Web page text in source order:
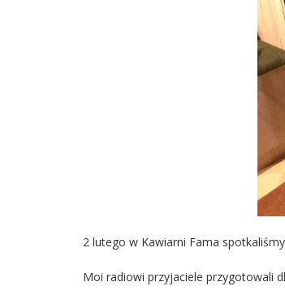
2 lutego w Kawiarni Fama
Moi radiowi przyjaciele przygotowali